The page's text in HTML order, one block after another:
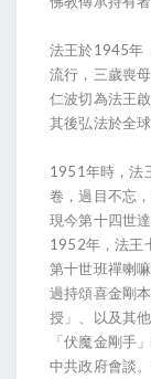
法王於1945年
流行，三歲喪
仁波切為法王
其後弘法於全
1951年時，法
卷，過目不忘
現今第十四世
1952年，法王
第十世班禪喇
過持頌喜金剛
授」、以及其
「伏魔金剛手
中共政府會談